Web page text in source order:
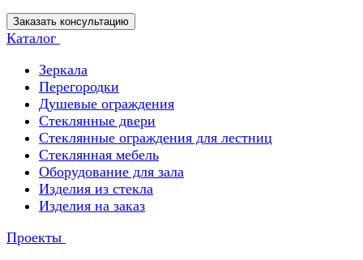
Заказать консультацию
Каталог
Зеркала
Перегородки
Душевые ограждения
Стеклянные двери
Стеклянные ограждения для лестниц
Стеклянная мебель
Оборудование для зала
Изделия из стекла
Изделия на заказ
Проекты